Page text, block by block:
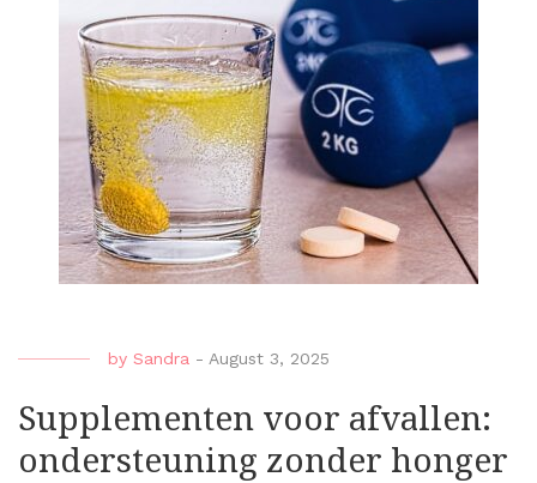
by Sandra - August 3, 2025
Supplementen voor afvallen:
ondersteuning zonder honger